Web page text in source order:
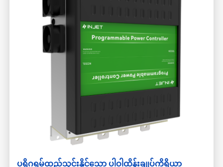
တံဆိပ်များနှင့် မော်ဒယ်အမျိုးမျိုးနှင့် ၎င်း၏ကျယ်ပြန့်သော တွဲဖက်
အသုံးပြုနိုင်မှုသည် အသုံးပြုသူအားလုံးအတွက် အားသွင်းခြင်းကို
အလွယ်တကူပြုလုပ်နိုင်စေသည်။
ပရိုဂရမ်ထည့်သွင်းနိုင်သော ပါဝါထိန်းချုပ်ကိရိယာ